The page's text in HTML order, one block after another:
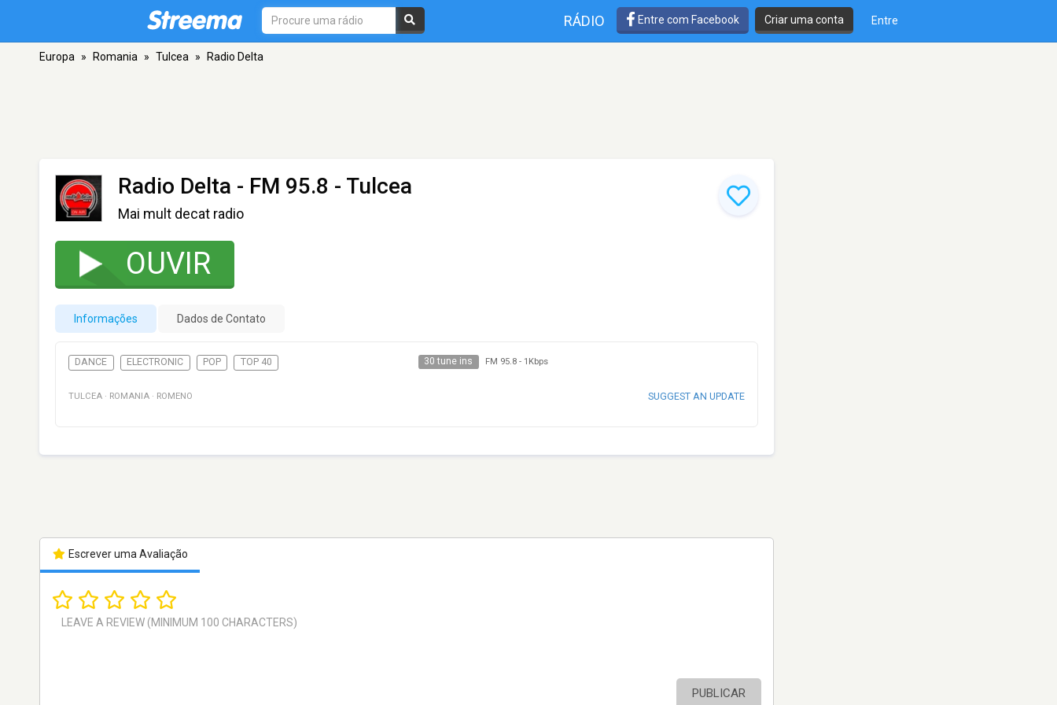
RÁDIO Entre com Facebook Criar uma conta Entre
Europa » Romania » Tulcea » Radio Delta
Radio Delta - FM 95.8 - Tulcea
Mai mult decat radio
OUVIR
Informações Dados de Contato
DANCE ELECTRONIC POP TOP 40 30 tune ins FM 95.8- 1Kbps
TULCEA · ROMANIA · ROMENO SUGGEST AN UPDATE
Escrever uma Avaliação
PUBLICAR